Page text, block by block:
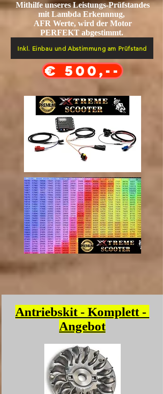
Mithilfe unseres Leistungs-Prüfstandes
mit Lambda Erkennnug,
AFR Werte, wird der Motor
PERFEKT abgestimmt.
Inkl. Einbau und Abstimmung am Prüfstand
€ 500,--
Antriebskit - Komplett -
Angebot